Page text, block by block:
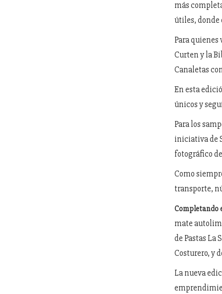
más
útiles, donde
Para quienes
Curten y la
Canaletas
En esta
únicos y
Para los
iniciativa de
fotográfico
Como
transporte,
Completando
mate
de Pastas La
Costurero, y
La nueva